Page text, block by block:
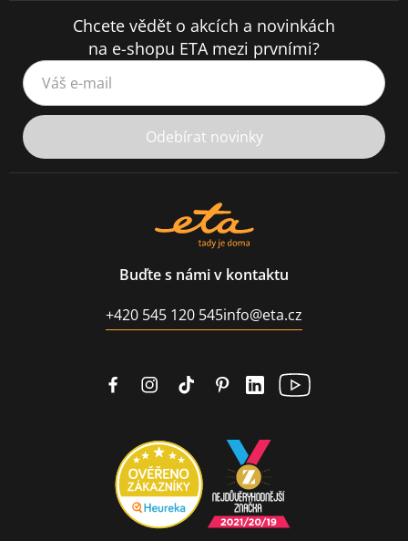
Chcete vědět o akcích a novinkách
na e-shopu ETA mezi prvními?
Váš e-mail
Odebírat novinky
Buďte s námi v kontaktu
+420 545 120 545info@eta.cz